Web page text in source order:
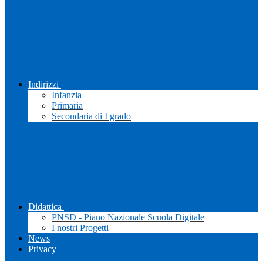
Indirizzi
Infanzia
Primaria
Secondaria di I grado
Didattica
PNSD - Piano Nazionale Scuola Digitale
I nostri Progetti
News
Privacy